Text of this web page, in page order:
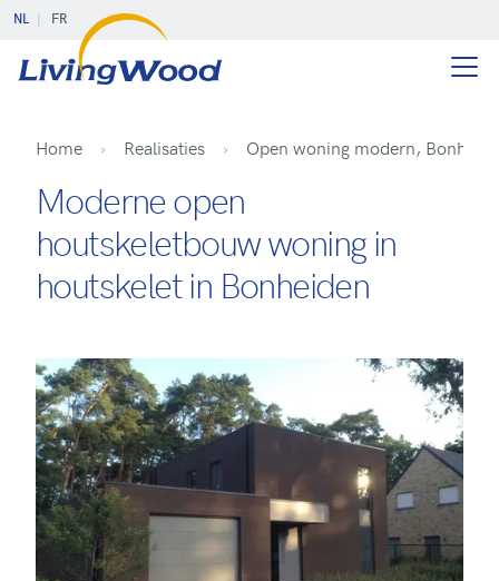
NL FR
Home Realisaties Open woning modern,
Moderne open
houtskeletbouw woning in
houtskelet in Bonheiden